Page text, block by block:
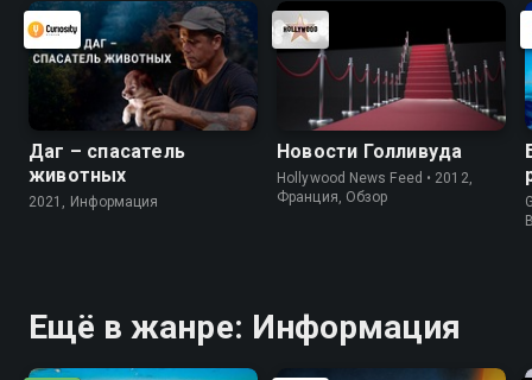
Даг – спасатель
животных
2021, Информация
Новости Голливуда
Hollywood News Feed • 2012,
Франция, Обзор
Ещё в жанре: Информация